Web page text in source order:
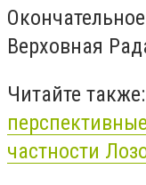
Верховная
Читайте также:
частности